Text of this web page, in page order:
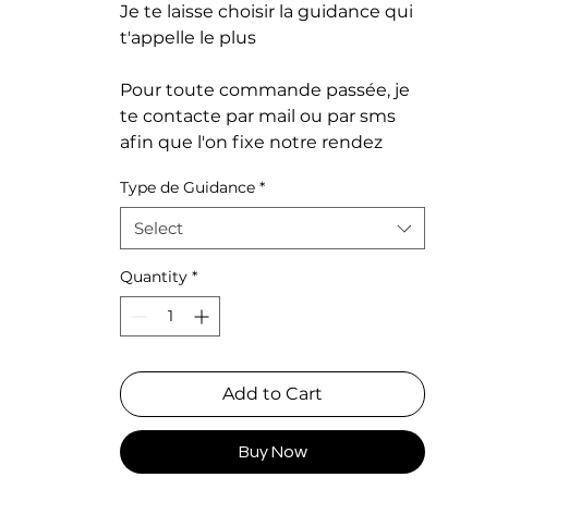
Je te laisse choisir la guidance qui
t'appelle le plus
Pour toute commande passée, je
te contacte par mail ou par sms
afin que l'on fixe notre rendez
Durée :
-1 question : environ 15 min (le plus
souvent par vocaux et photos)
-1 thème : environ 30 à 40 min en
1h15 en Visio
Type de Guidance *
Select
Quantity *
Add to Cart
Buy Now